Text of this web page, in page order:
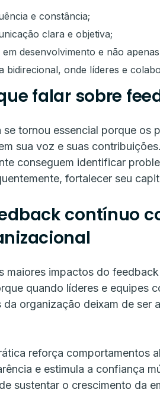
e constância;
clara e objetiva;
em desenvolvimento e não
bidirecional, onde líderes e
falar sobre
se tornou essencial porque os
sua voz e suas
conseguem identificar
fortalecer seu
contínuo
maiores impactos do
quando líderes e equipes
da organização deixam de ser
reforça comportamentos
e estimula a confiança
sustentar o crescimento da